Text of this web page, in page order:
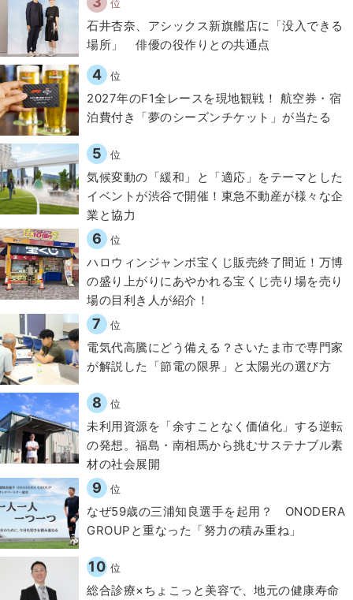
位
石井杏奈、アシックス新旗艦店に「没入できる
場所」 俳優の役作りとの共通点
4 位
2027年のF1全レースを現地観戦！ 航空券・宿
泊費付き「夢のシーズンチケット」が当たる
5 位
気候変動の「緩和」と「適応」をテーマとした
イベントが渋谷で開催！東急不動産が様々な企
業と協力
6 位
ハロウィンジャンボ宝くじ販売終了間近！万博
の盛り上がりにあやかれる宝くじ売り場を売り
場の目利き人が紹介！
7 位
電気代高騰にどう備える？さいたま市で専門家
が解説した「節電の限界」と太陽光の選び方
8 位
​​未利用資源を「余すことなく価値化」する逆転
の発想。福島・南相馬から挑むサステナブル素
材の社会展開​
9 位
なぜ59歳の三浦知良選手を起用？ ONODERA
GROUPと重なった「努力の積み重ね」
10 位
総合診療×ちょこっと美容で、地元の健康寿命